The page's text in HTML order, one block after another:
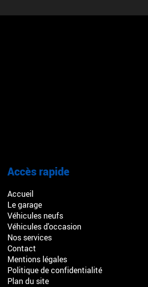
Accès rapide
Accueil
Le garage
Véhicules neufs
Véhicules d'occasion
Nos services
Contact
Mentions légales
Politique de confidentialité
Plan du site